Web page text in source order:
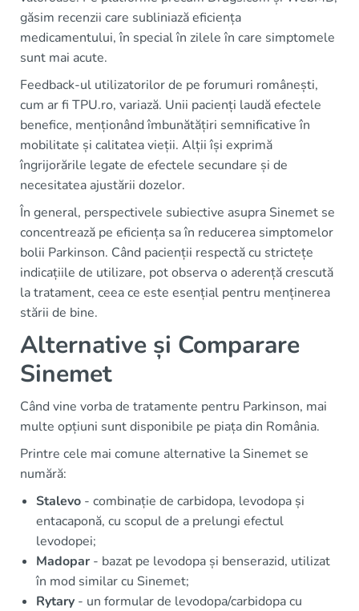
găsim recenzii care subliniază eficiența
medicamentului, în special în zilele în care simptomele
sunt mai acute.
Feedback-ul utilizatorilor de pe forumuri românești,
cum ar fi TPU.ro, variază. Unii pacienți laudă efectele
benefice, menționând îmbunătățiri semnificative în
mobilitate și calitatea vieții. Alții își exprimă
îngrijorările legate de efectele secundare și de
necesitatea ajustării dozelor.
În general, perspectivele subiective asupra Sinemet se
concentrează pe eficiența sa în reducerea simptomelor
bolii Parkinson. Când pacienții respectă cu strictețe
indicațiile de utilizare, pot observa o aderență crescută
la tratament, ceea ce este esențial pentru menținerea
stării de bine.
Alternative și Comparare
Sinemet
Când vine vorba de tratamente pentru Parkinson, mai
multe opțiuni sunt disponibile pe piața din România.
Printre cele mai comune alternative la Sinemet se
numără:
Stalevo - combinație de carbidopa, levodopa și
entacaponă, cu scopul de a prelungi efectul
levodopei;
Madopar - bazat pe levodopa și benserazid, utilizat
în mod similar cu Sinemet;
Rytary - un formular de levodopa/carbidopa cu